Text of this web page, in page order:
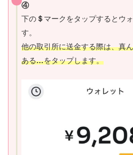
④
下の ＄ マークをタップするとウ
す。
他の取引所に送金する際は、真
ある…をタップします。